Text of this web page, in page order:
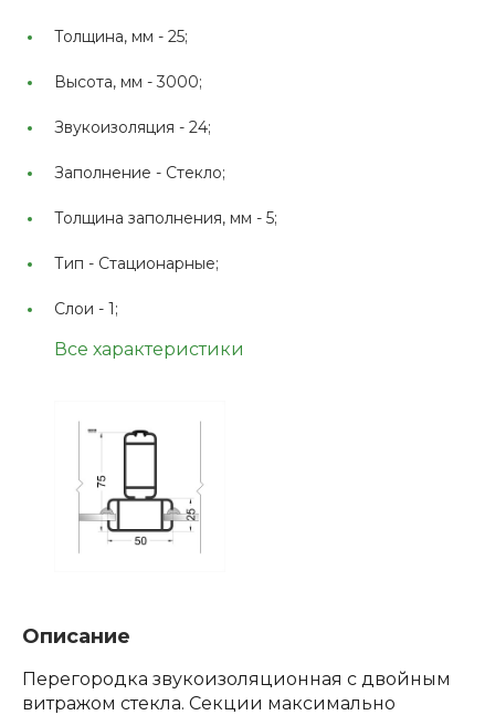
Толщина, мм - 25;
Высота, мм - 3000;
Звукоизоляция - 24;
Заполнение - Стекло;
Толщина заполнения, мм - 5;
Тип - Стационарные;
Слои - 1;
Все характеристики
Описание
Перегородка звукоизоляционная с двойным
витражом стекла. Секции максимально